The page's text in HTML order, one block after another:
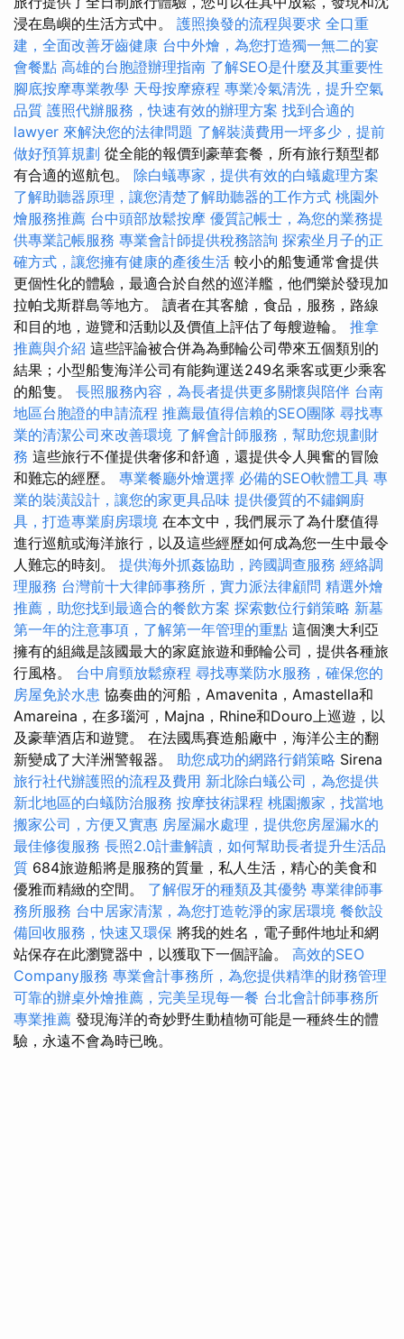
浸在島嶼的生活方式中。 護照換發的流程與要求 全口重
建，全面改善牙齒健康 台中外燴，為您打造獨一無二的宴
會餐點 高雄的台胞證辦理指南 了解SEO是什麼及其重要性
腳底按摩專業教學 天母按摩療程 專業冷氣清洗，提升空氣
品質 護照代辦服務，快速有效的辦理方案 找到合適的
lawyer 來解決您的法律問題 了解裝潢費用一坪多少，提前
做好預算規劃 從全能的報價到豪華套餐，所有旅行類型都
有合適的巡航包。 除白蟻專家，提供有效的白蟻處理方案
了解助聽器原理，讓您清楚了解助聽器的工作方式 桃園外
燴服務推薦 台中頭部放鬆按摩 優質記帳士，為您的業務提
供專業記帳服務 專業會計師提供稅務諮詢 探索坐月子的正
確方式，讓您擁有健康的產後生活 較小的船隻通常會提供
更個性化的體驗，最適合於自然的巡洋艦，他們樂於發現加
拉帕戈斯群島等地方。 讀者在其客艙，食品，服務，路線
和目的地，遊覽和活動以及價值上評估了每艘遊輪。 推拿
推薦與介紹 這些評論被合併為為郵輪公司帶來五個類別的
結果；小型船隻海洋公司有能夠運送249名乘客或更少乘客
的船隻。 長照服務內容，為長者提供更多關懷與陪伴 台南
地區台胞證的申請流程 推薦最值得信賴的SEO團隊 尋找專
業的清潔公司來改善環境 了解會計師服務，幫助您規劃財
務 這些旅行不僅提供奢侈和舒適，還提供令人興奮的冒險
和難忘的經歷。 專業餐廳外燴選擇 必備的SEO軟體工具 專
業的裝潢設計，讓您的家更具品味 提供優質的不鏽鋼廚
具，打造專業廚房環境 在本文中，我們展示了為什麼值得
進行巡航或海洋旅行，以及這些經歷如何成為您一生中最令
人難忘的時刻。 提供海外抓姦協助，跨國調查服務 經絡調
理服務 台灣前十大律師事務所，實力派法律顧問 精選外燴
推薦，助您找到最適合的餐飲方案 探索數位行銷策略 新墓
第一年的注意事項，了解第一年管理的重點 這個澳大利亞
擁有的組織是該國最大的家庭旅遊和郵輪公司，提供各種旅
行風格。 台中肩頸放鬆療程 尋找專業防水服務，確保您的
房屋免於水患 協奏曲的河船，Amavenita，Amastella和
Amareina，在多瑙河，Majna，Rhine和Douro上巡遊，以
及豪華酒店和遊覽。 在法國馬賽造船廠中，海洋公主的翻
新變成了大洋洲警報器。 助您成功的網路行銷策略 Sirena
旅行社代辦護照的流程及費用 新北除白蟻公司，為您提供
新北地區的白蟻防治服務 按摩技術課程 桃園搬家，找當地
搬家公司，方便又實惠 房屋漏水處理，提供您房屋漏水的
最佳修復服務 長照2.0計畫解讀，如何幫助長者提升生活品
質 684旅遊船將是服務的質量，私人生活，精心的美食和
優雅而精緻的空間。 了解假牙的種類及其優勢 專業律師事
務所服務 台中居家清潔，為您打造乾淨的家居環境 餐飲設
備回收服務，快速又環保 將我的姓名，電子郵件地址和網
站保存在此瀏覽器中，以獲取下一個評論。 高效的SEO
Company服務 專業會計事務所，為您提供精準的財務管理
可靠的辦桌外燴推薦，完美呈現每一餐 台北會計師事務所
專業推薦 發現海洋的奇妙野生動植物可能是一種終生的體
驗，永遠不會為時已晚。